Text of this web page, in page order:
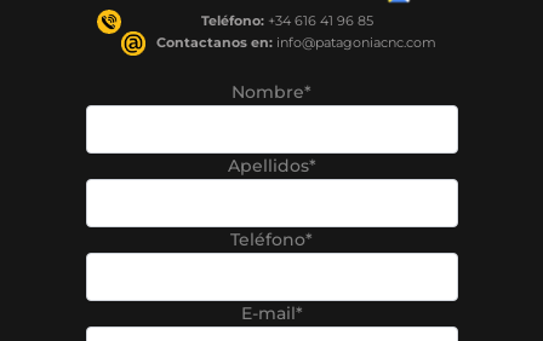
Teléfono:+34 616 41 96 85
Contactanos en: info@patagoniacnc.com
Nombre*
Apellidos*
Teléfono*
E-mail*